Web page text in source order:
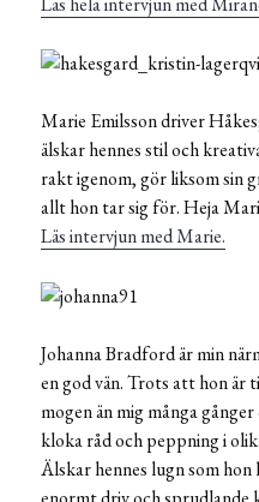
Marie Emilsson driver
älskar hennes stil och
rakt igenom, gör liksom sin
allt hon tar sig för. Heja
Läs intervjun med Marie.
Johanna Bradford är min
en god vän. Trots att hon är
mogen än mig många
kloka råd och peppning i
Älskar hennes lugn som